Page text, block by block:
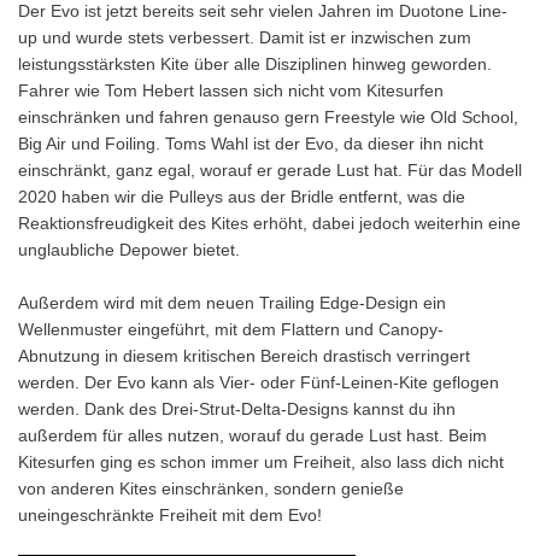
Der Evo ist jetzt bereits seit sehr vielen Jahren im Duotone Line-
up und wurde stets verbessert. Damit ist er inzwischen zum
leistungsstärksten Kite über alle Disziplinen hinweg geworden.
Fahrer wie Tom Hebert lassen sich nicht vom Kitesurfen
einschränken und fahren genauso gern Freestyle wie Old School,
Big Air und Foiling. Toms Wahl ist der Evo, da dieser ihn nicht
einschränkt, ganz egal, worauf er gerade Lust hat. Für das Modell
2020 haben wir die Pulleys aus der Bridle entfernt, was die
Reaktionsfreudigkeit des Kites erhöht, dabei jedoch weiterhin eine
unglaubliche Depower bietet.
Außerdem wird mit dem neuen Trailing Edge-Design ein
Wellenmuster eingeführt, mit dem Flattern und Canopy-
Abnutzung in diesem kritischen Bereich drastisch verringert
werden. Der Evo kann als Vier- oder Fünf-Leinen-Kite geflogen
werden. Dank des Drei-Strut-Delta-Designs kannst du ihn
außerdem für alles nutzen, worauf du gerade Lust hast. Beim
Kitesurfen ging es schon immer um Freiheit, also lass dich nicht
von anderen Kites einschränken, sondern genieße
uneingeschränkte Freiheit mit dem Evo!